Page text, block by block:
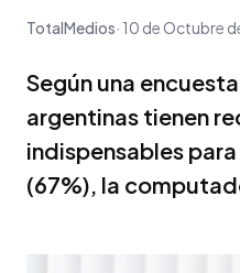
TotalMedios 10 de Octubre
Según una
argentinas tienen
indispensables
(67%), la